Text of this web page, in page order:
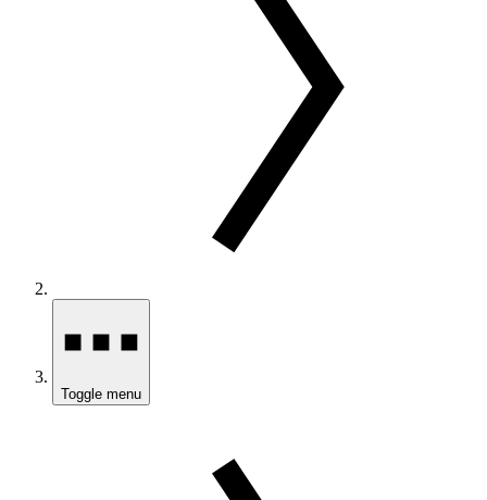
Toggle menu